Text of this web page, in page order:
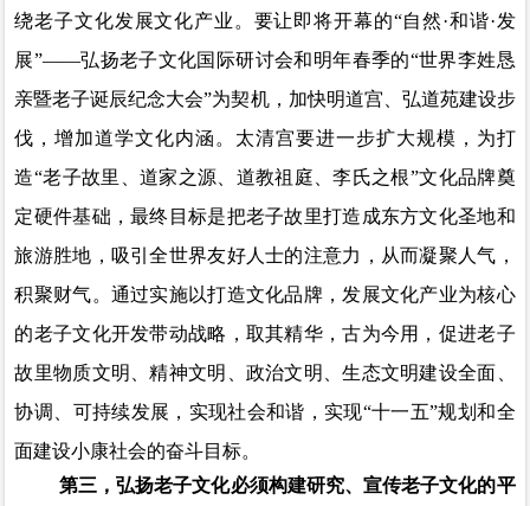
绕老子文化发展文化产业。要让即将开幕的“自然·和谐·发
展”——弘扬老子文化国际研讨会和明年春季的“世界李姓恳
亲暨老子诞辰纪念大会”为契机，加快明道宫、弘道苑建设步
伐，增加道学文化内涵。太清宫要进一步扩大规模，为打
造“老子故里
道家之源 道教祖庭 、李氏之根”文化品牌奠
定硬件基础，最终目标是把老子故里打造成东方文化圣地和
旅游胜地，吸引全世界友好人士的注意力，从而凝聚人气，
积聚财气。通过实施以打造文化品牌，发展文化产业为核心
的老子文化开发带动战略，取其精华，古为今用，促进老子
故里物质文明、精神文明、政治文明、生态文明建设全面、
协调、可持续发展，实现社会和谐，实现“十一五”规划和全
面建设小康社会的奋斗目标。
第三，弘扬老子文化必须构建研究、宣传老子文化的平